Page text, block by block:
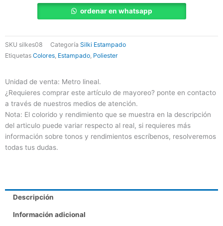
ordenar en whatsapp
SKU silkes08 Categoría Silki Estampado
Etiquetas Colores, Estampado, Poliester
Unidad de venta: Metro lineal.
¿Requieres comprar este artículo de mayoreo? ponte en contacto
a través de nuestros medios de atención.
Nota: El colorido y rendimiento que se muestra en la descripción
del articulo puede variar respecto al real, si requieres más
información sobre tonos y rendimientos escríbenos, resolveremos
todas tus dudas.
Descripción
Información adicional